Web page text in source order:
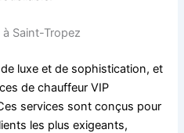
Saint-Tropez
luxe et de sophistication, et
de chauffeur VIP
services sont conçus pour
les plus exigeants,